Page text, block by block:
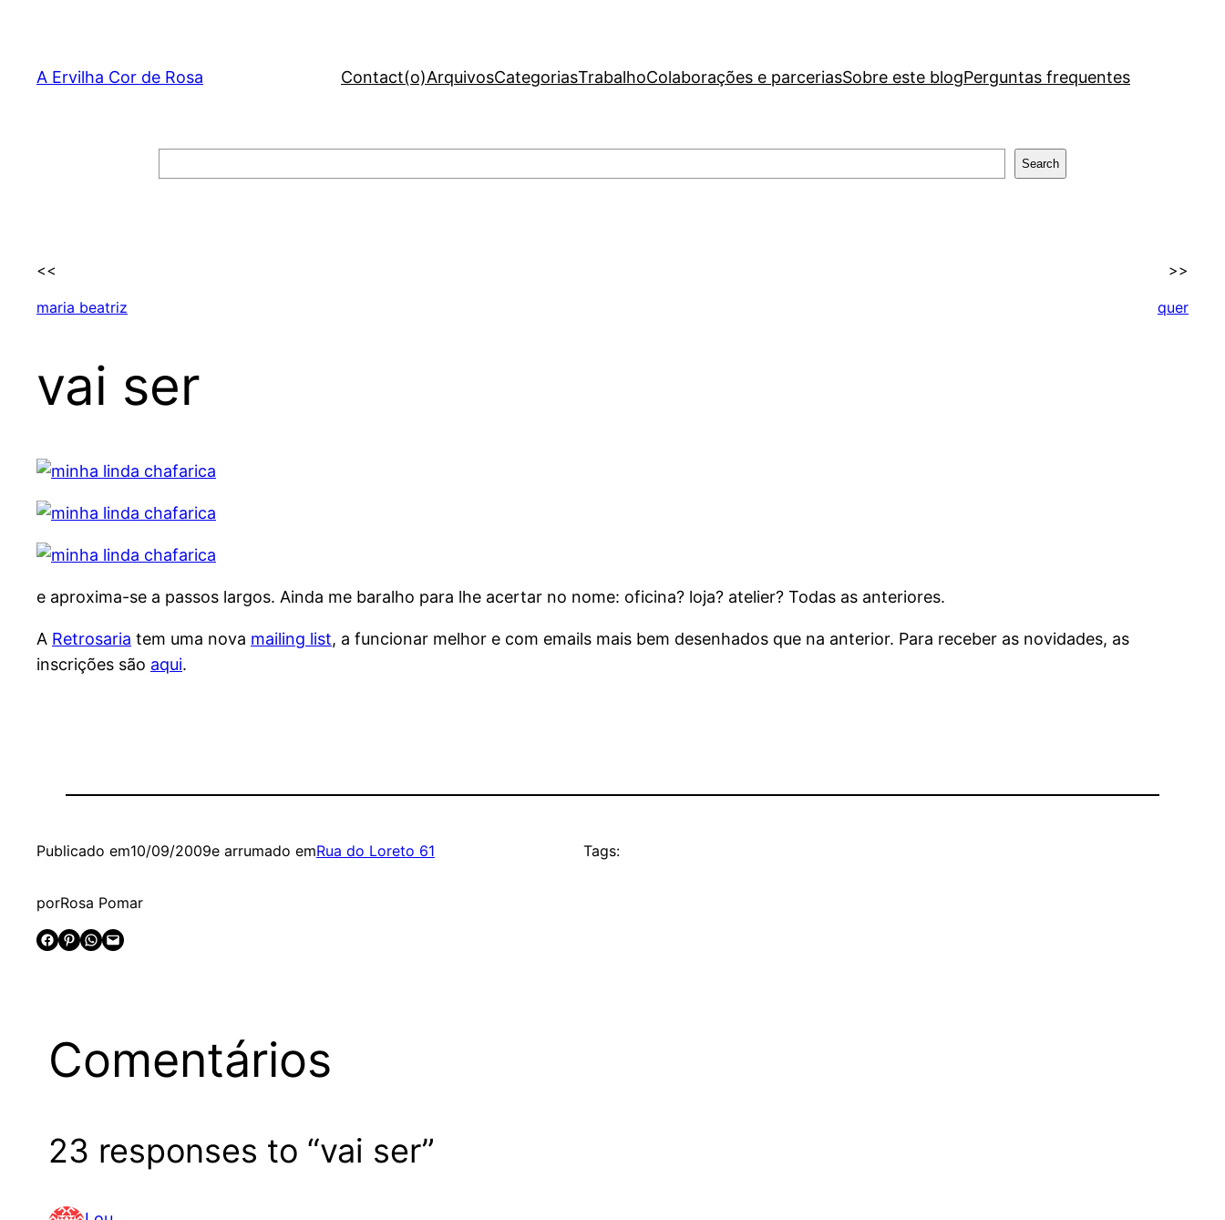
content
A Ervilha Cor de Rosa Contact(o)ArquivosCategoriasTrabalhoColaborações e parceriasSobre este blogPerguntas frequentes
Search
<<
maria beatriz
>>
quer
vai ser
e aproxima-se a passos largos. Ainda me baralho para lhe acertar no nome: oficina? loja? atelier? Todas as anteriores.
A Retrosaria tem uma nova mailing list, a funcionar melhor e com emails mais bem desenhados que na anterior. Para receber as novidades, as
inscrições são aqui.
Publicado em10/09/2009e arrumado emRua do Loreto 61
porRosa Pomar
Share on Facebook
Share on Pinterest Share on WhatsApp Email this Page
Tags:
Comentários
23 responses to “vai ser”